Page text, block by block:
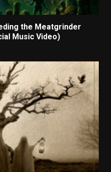
the Meatgrinder
Music Video)